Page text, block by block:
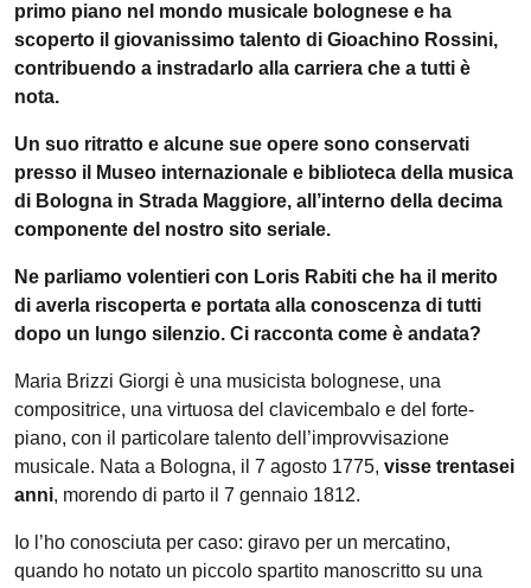
primo piano nel mondo musicale bolognese e ha
scoperto il giovanissimo talento di Gioachino Rossini,
contribuendo a instradarlo alla carriera che a tutti è
nota.
Un suo ritratto e alcune sue opere sono conservati
presso il Museo internazionale e biblioteca della musica
di Bologna in Strada Maggiore, all’interno della decima
componente del nostro sito seriale.
Ne parliamo volentieri con Loris Rabiti che ha il merito
di averla riscoperta e portata alla conoscenza di tutti
dopo un lungo silenzio. Ci racconta come è andata?
Maria Brizzi Giorgi è una musicista bolognese, una
compositrice, una virtuosa del clavicembalo e del forte-
piano, con il particolare talento dell’improvvisazione
musicale. Nata a Bologna, il 7 agosto 1775, visse trentasei
anni, morendo di parto il 7 gennaio 1812.
Io l’ho conosciuta per caso: giravo per un mercatino,
quando ho notato un piccolo spartito manoscritto su una